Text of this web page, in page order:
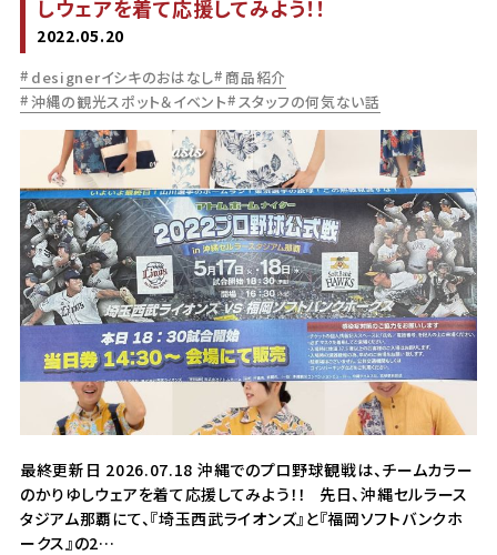
しウェアを着て応援してみよう！！
2022.05.20
designerイシキのおはなし 商品紹介
沖縄の観光スポット＆イベント
スタッフの何気ない話
最終更新日 2026.07.18 沖縄でのプロ野球観戦は、チームカラー
のかりゆしウェアを着て応援してみよう！！ 先日、沖縄セルラース
タジアム那覇にて、『埼玉西武ライオンズ』と『福岡ソフトバンクホ
ークス』の2…